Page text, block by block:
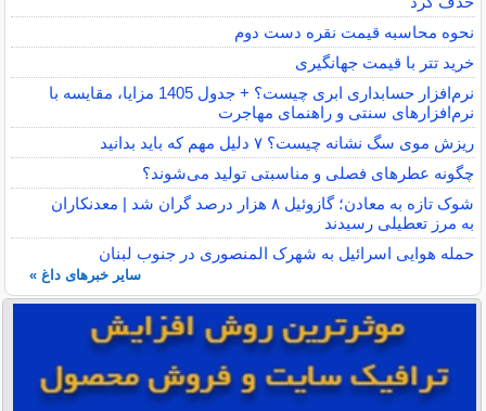
نحوه محاسبه قیمت نقره دست دوم
خرید تتر با قیمت جهانگیری
نرم‌افزار حسابداری ابری چیست؟ + جدول 1405 مزایا، مقایسه با
نرم‌افزارهای سنتی و راهنمای مهاجرت
ریزش موی سگ نشانه چیست؟ ۷ دلیل مهم که باید بدانید
چگونه عطرهای فصلی و مناسبتی تولید می‌شوند؟
شوک تازه به معادن؛ گازوئیل ۸ هزار درصد گران شد | معدنکاران
به مرز تعطیلی رسیدند
حمله هوایی اسرائیل به شهرک المنصوری در جنوب لبنان
سایر خبرهای داغ »